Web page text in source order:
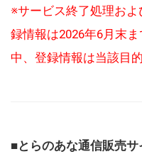
※サービス終了処理お
録情報は2026年6月末
中、登録情報は当該目
■とらのあな通信販売